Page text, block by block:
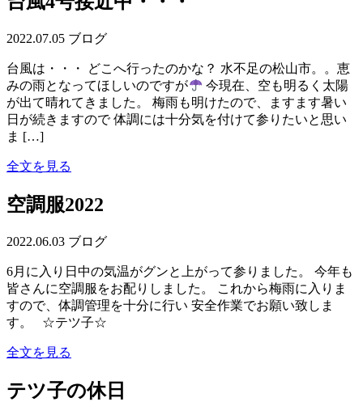
2022.07.05 ブログ
台風は・・・ どこへ行ったのかな？ 水不足の松山市。。恵
みの雨となってほしいのですが
今現在、空も明るく太陽
が出て晴れてきました。 梅雨も明けたので、ますます暑い
日が続きますので 体調には十分気を付けて参りたいと思い
ま […]
全文を見る
空調服2022
2022.06.03 ブログ
6月に入り日中の気温がグンと上がって参りました。 今年も
皆さんに空調服をお配りしました。 これから梅雨に入りま
すので、体調管理を十分に行い 安全作業でお願い致しま
す。 ☆テツ子☆
全文を見る
テツ子の休日